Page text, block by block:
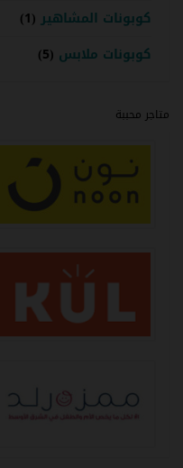
كوبونات المشاهير (1)
كوبونات ملابس (5)
متاجر محببة